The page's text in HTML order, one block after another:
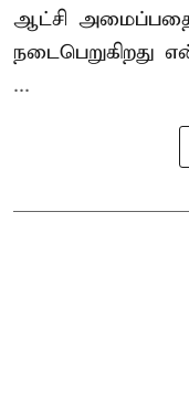
ஆட்சி அமைப்பதை
...